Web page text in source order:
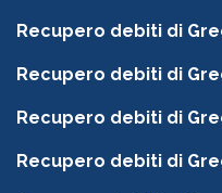
Recupero debiti di
Recupero debiti di
Recupero debiti di
Recupero debiti di